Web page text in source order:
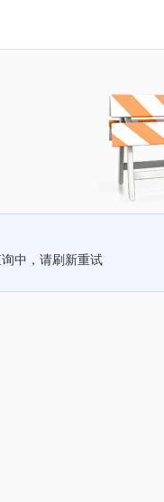
中，请刷新重试